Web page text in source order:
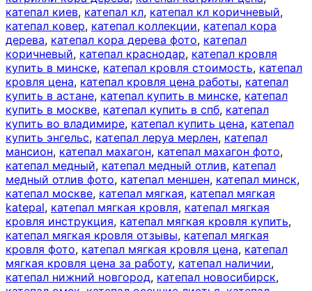
катепал киев, катепал кл, катепал кл коричневый,
катепал ковер, катепал коллекции, катепал кора
дерева, катепал кора дерева фото, катепал
коричневый, катепал краснодар, катепал кровля
купить в минске, катепал кровля стоимость, катепал
кровля цена, катепал кровля цена работы, катепал
купить в астане, катепал купить в минске, катепал
купить в москве, катепал купить в спб, катепал
купить во владимире, катепал купить цена, катепал
купить энгельс, катепал леруа мерлен, катепал
мансион, катепал махагон, катепал махагон фото,
катепал медный, катепал медный отлив, катепал
медный отлив фото, катепал меншен, катепал минск,
катепал москве, катепал мягкая, катепал мягкая
katepal, катепал мягкая кровля, катепал мягкая
кровля инструкция, катепал мягкая кровля купить,
катепал мягкая кровля отзывы, катепал мягкая
кровля фото, катепал мягкая кровля цена, катепал
мягкая кровля цена за работу, катепал наличии,
катепал нижний новгород, катепал новосибирск,